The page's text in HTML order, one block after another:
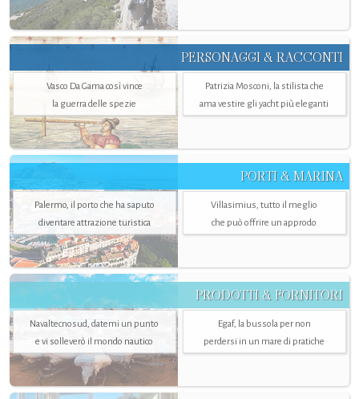
PERSONAGGI & RACCONTI
Vasco Da Gama così vince
la guerra delle spezie
Patrizia Mosconi, la stilista che
ama vestire gli yacht più eleganti
PORTI & MARINA
Palermo, il porto che ha saputo
diventare attrazione turistica
Villasimius, tutto il meglio
che può offrire un approdo
PRODOTTI & FORNITORI
Navaltecnosud, datemi un punto
e vi solleverò il mondo nautico
Egaf, la bussola per non
perdersi in un mare di pratiche